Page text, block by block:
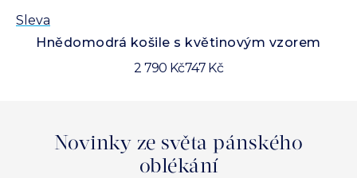
Sleva
Hnědomodrá košile s květinovým vzorem
2 790 Kč747 Kč
Novinky ze světa pánského
oblékání